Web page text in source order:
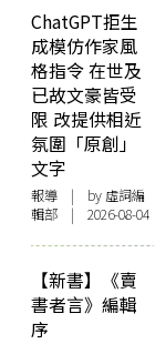
ChatGPT拒生
成模仿作家風
格指令 在世及
已故文豪皆受
限 改提供相近
氛圍「原創」
文字
報導 | by 虛詞編
輯部 | 2026-08-04
【新書】《賣
書者言》編輯
序